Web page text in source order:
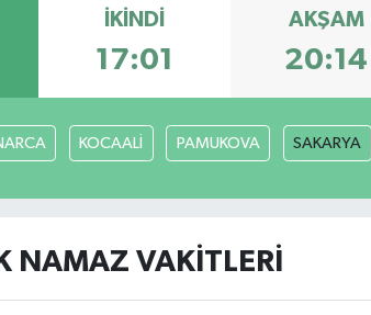
İKINDI
17:01
AKŞAM
20:14
KOCAALİ PAMUKOVA SAKARYA
NAMAZ VAKITLERI